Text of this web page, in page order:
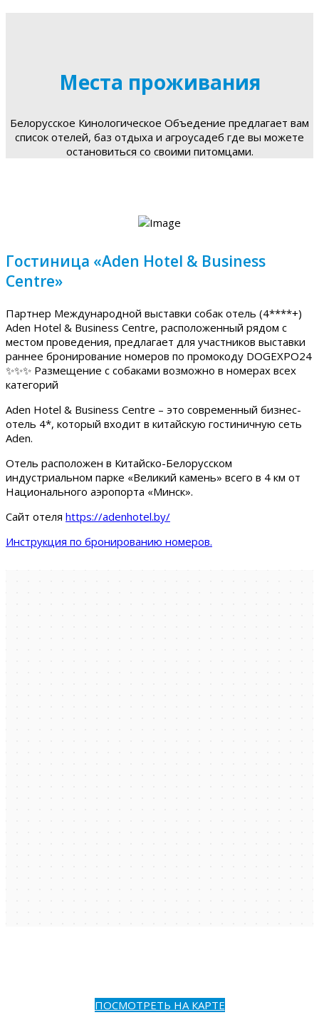
Места проживания
Белорусское Кинологическое Объедение предлагает вам
список отелей, баз отдыха и агроусадеб где вы можете
остановиться со своими питомцами.
Гостиница «Aden Hotel & Business
Centre»
Партнер Международной выставки собак отель (4****+)
Aden Hotel & Business Centre, расположенный рядом с
местом проведения, предлагает для участников выставки
раннее бронирование номеров по промокоду DOGEXPO24
✨✨✨ Размещение с собаками возможно в номерах всех
категорий
Aden Hotel & Business Centre – это современный бизнес-
отель 4*, который входит в китайскую гостиничную сеть
Aden.
Отель расположен в Китайско-Белорусском
индустриальном парке «Великий камень» всего в 4 км от
Национального аэропорта «Минск».
Сайт отеля https://adenhotel.by/
Инструкция по бронированию номеров.
ПОСМОТРЕТЬ НА КАРТЕ